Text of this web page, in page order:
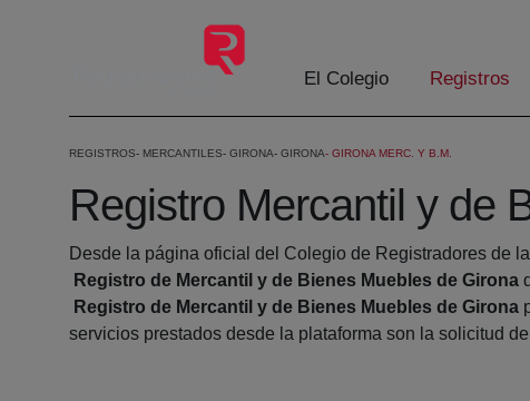
Saltar al contenido principal
El Colegio Registros
REGISTROS MERCANTILES GIRONA GIRONA GIRONA MERC. Y B.M.
Registro Mercantil y de
Desde la página oficial del Colegio de Registradores de
Registro de Mercantil y de Bienes Muebles de Girona
Registro de Mercantil y de Bienes Muebles de Girona
servicios prestados desde la plataforma son la solicitud